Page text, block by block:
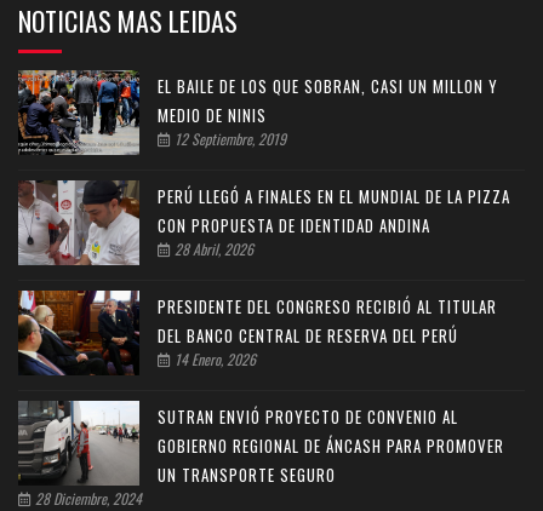
NOTICIAS MAS LEIDAS
EL BAILE DE LOS QUE SOBRAN, CASI UN MILLON Y
MEDIO DE NINIS
12 Septiembre, 2019
PERÚ LLEGÓ A FINALES EN EL MUNDIAL DE LA PIZZA
CON PROPUESTA DE IDENTIDAD ANDINA
28 Abril, 2026
PRESIDENTE DEL CONGRESO RECIBIÓ AL TITULAR
DEL BANCO CENTRAL DE RESERVA DEL PERÚ
14 Enero, 2026
SUTRAN ENVIÓ PROYECTO DE CONVENIO AL
GOBIERNO REGIONAL DE ÁNCASH PARA PROMOVER
UN TRANSPORTE SEGURO
28 Diciembre, 2024